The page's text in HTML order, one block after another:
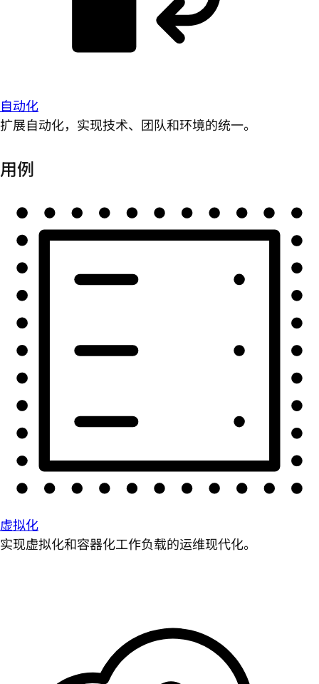
自动化
扩展自动化，实现技术、团队和环境的统一。
用例
虚拟化
实现虚拟化和容器化工作负载的运维现代化。